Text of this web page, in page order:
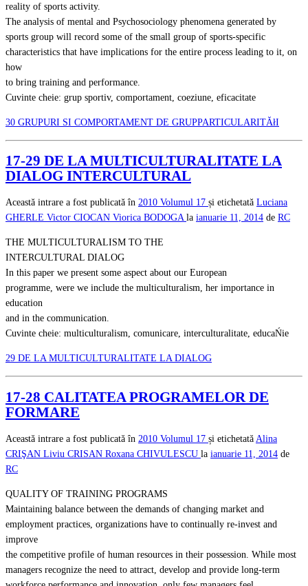
reality of sports activity.
The analysis of mental and Psychosociology phenomena generated by
sports group will record some of the small group of sports-specific
characteristics that have implications for the entire process leading to it, on
how
to bring training and performance.
Cuvinte cheie: grup sportiv, comportament, coeziune, eficacitate
30 GRUPURI SI COMPORTAMENT DE GRUPPARTICULARITĂłI
17-29 DE LA MULTICULTURALITATE LA
DIALOG INTERCULTURAL
Această intrare a fost publicată în 2010 Volumul 17 și etichetată Luciana
GHERLE Victor CIOCAN Viorica BODOGA la ianuarie 11, 2014 de RC
THE MULTICULTURALISM TO THE
INTERCULTURAL DIALOG
In this paper we present some aspect about our European
programme, were we include the multiculturalism, her importance in
education
and in the communication.
Cuvinte cheie: multiculturalism, comunicare, interculturalitate, educaŃie
29 DE LA MULTICULTURALITATE LA DIALOG
17-28 CALITATEA PROGRAMELOR DE
FORMARE
Această intrare a fost publicată în 2010 Volumul 17 și etichetată Alina
CRIŞAN Liviu CRISAN Roxana CHIVULESCU la ianuarie 11, 2014 de
RC
QUALITY OF TRAINING PROGRAMS
Maintaining balance between the demands of changing market and
employment practices, organizations have to continually re-invest and
improve
the competitive profile of human resources in their possession. While most
managers recognize the need to attract, develop and provide long-term